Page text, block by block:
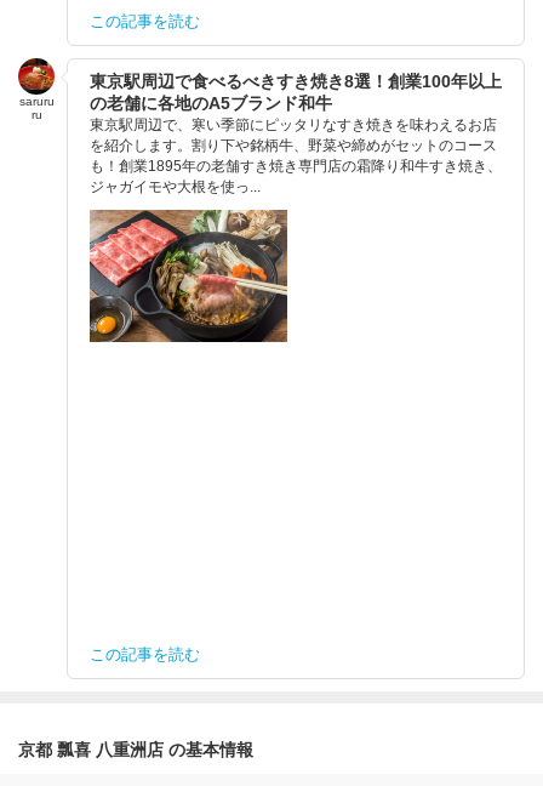
この記事を読む
saruru
ru
東京駅周辺で食べるべきすき焼き8選！創業100年以上
の老舗に各地のA5ブランド和牛
東京駅周辺で、寒い季節にピッタリなすき焼きを味わえるお店
を紹介します。割り下や銘柄牛、野菜や締めがセットのコース
も！創業1895年の老舗すき焼き専門店の霜降り和牛すき焼き、
ジャガイモや大根を使っ...
この記事を読む
京都 瓢喜 八重洲店 の基本情報